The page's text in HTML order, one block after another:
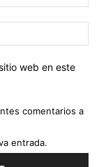
web en este
comentarios a
entrada.